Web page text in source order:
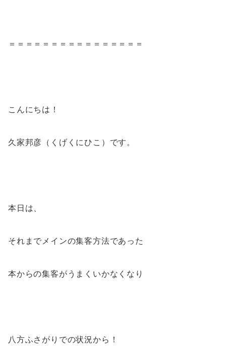
＝＝＝＝＝＝＝＝＝＝＝＝＝＝＝＝
こんにちは！
久家邦彦（くげくにひこ）です。
本日は、
それまでメインの集客方法であった
本からの集客がうまくいかなくなり
八方ふさがりでの状況から！